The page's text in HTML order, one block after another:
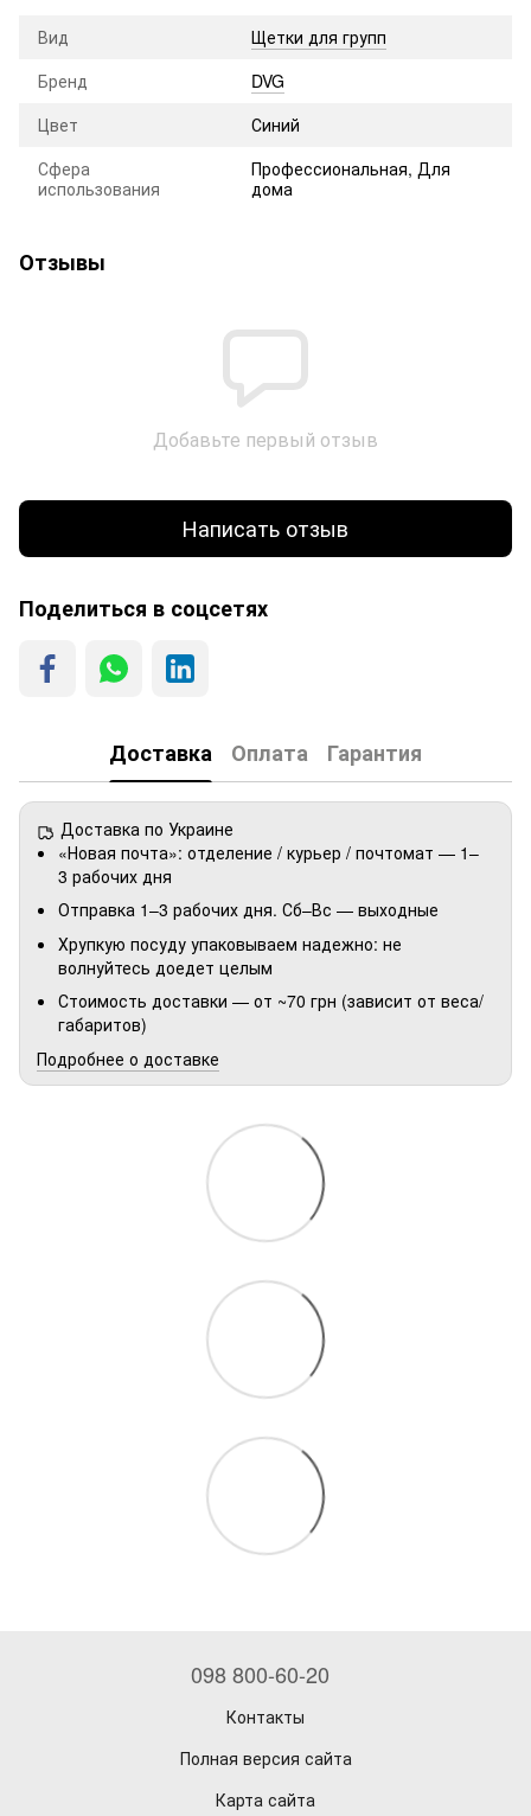
Вид
Щетки для групп
Бренд
DVG
Цвет
Синий
Сфера
использования
Профессиональная, Для
дома
Отзывы
Добавьте первый отзыв
Написать отзыв
Поделиться в соцсетях
Доставка Оплата Гарантия
Доставка по Украине
«Новая почта»: отделение / курьер / почтомат — 1–
3 рабочих дня
Отправка 1–3 рабочих дня. Сб–Вс — выходные
Хрупкую посуду упаковываем надежно: не
волнуйтесь доедет целым
Стоимость доставки — от ~70 грн (зависит от веса/
габаритов)
Подробнее о доставке
098 800-60-20
Контакты
Полная версия сайта
Карта сайта